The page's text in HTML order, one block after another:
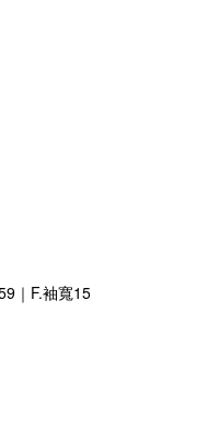
｜F.袖寬15